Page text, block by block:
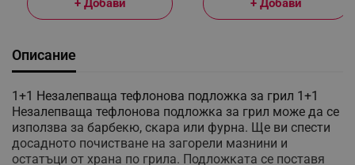
Описание
1+1 Незалепваща тефлонова подложка за грил 1+1
Незалепваща тефлонова подложка за грил може да се
използва за барбекю, скара или фурна. Ще ви спести
досадното почистване на загорели мазнини и
остатъци от храна по грила. Подложката се поставя